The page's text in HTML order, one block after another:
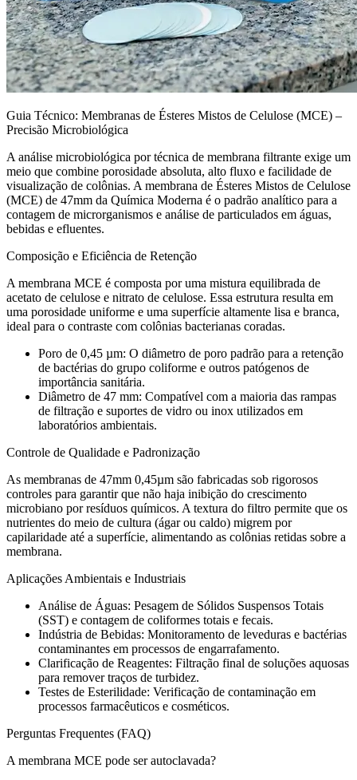
Guia Técnico: Membranas de Ésteres Mistos de Celulose (MCE) –
Precisão Microbiológica
A análise microbiológica por técnica de membrana filtrante exige um
meio que combine porosidade absoluta, alto fluxo e facilidade de
visualização de colônias. A membrana de Ésteres Mistos de Celulose
(MCE) de 47mm da Química Moderna é o padrão analítico para a
contagem de microrganismos e análise de particulados em águas,
bebidas e efluentes.
Composição e Eficiência de Retenção
A membrana MCE é composta por uma mistura equilibrada de
acetato de celulose e nitrato de celulose. Essa estrutura resulta em
uma porosidade uniforme e uma superfície altamente lisa e branca,
ideal para o contraste com colônias bacterianas coradas.
Poro de 0,45 µm: O diâmetro de poro padrão para a retenção
de bactérias do grupo coliforme e outros patógenos de
importância sanitária.
Diâmetro de 47 mm: Compatível com a maioria das rampas
de filtração e suportes de vidro ou inox utilizados em
laboratórios ambientais.
Controle de Qualidade e Padronização
As membranas de 47mm 0,45µm são fabricadas sob rigorosos
controles para garantir que não haja inibição do crescimento
microbiano por resíduos químicos. A textura do filtro permite que os
nutrientes do meio de cultura (ágar ou caldo) migrem por
capilaridade até a superfície, alimentando as colônias retidas sobre a
membrana.
Aplicações Ambientais e Industriais
Análise de Águas: Pesagem de Sólidos Suspensos Totais
(SST) e contagem de coliformes totais e fecais.
Indústria de Bebidas: Monitoramento de leveduras e bactérias
contaminantes em processos de engarrafamento.
Clarificação de Reagentes: Filtração final de soluções aquosas
para remover traços de turbidez.
Testes de Esterilidade: Verificação de contaminação em
processos farmacêuticos e cosméticos.
Perguntas Frequentes (FAQ)
A membrana MCE pode ser autoclavada?